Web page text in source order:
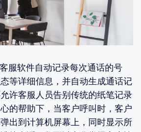
服软件自动记录每次通话的号
等详细信息，并自动生成通话记
许客服人员告别传统的纸笔记录
的帮助下，当客户呼叫时，客户
出到计算机屏幕上，同时显示所